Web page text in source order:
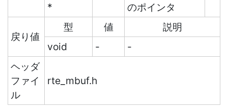
*
のポインタ
戻り値
型 値
説明
void
-
-
ヘッダ
ファイ
ル
rte_mbuf.h